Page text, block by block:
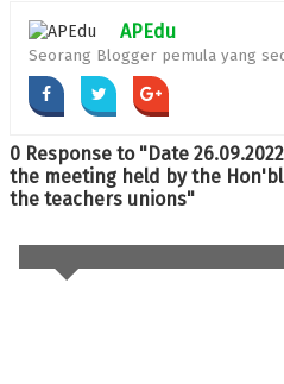
APEdu
Seorang Blogger pemula yang
0 Response to "Date
the meeting held by the
the teachers unions"